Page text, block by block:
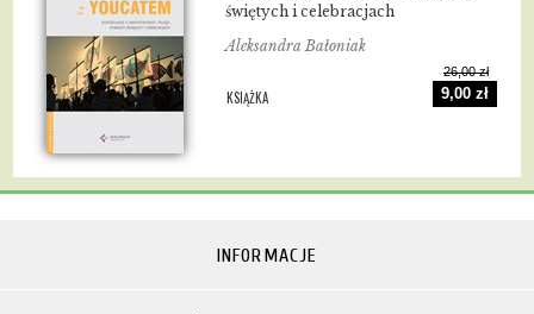
świętych i celebracjach
Aleksandra Bałoniak
KSIĄŻKA
26,00 zł
9,00 zł
INFORMACJE